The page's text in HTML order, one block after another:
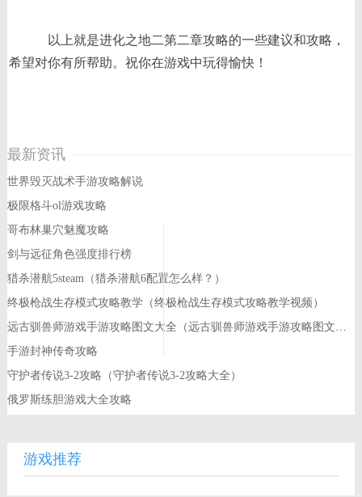
以上就是进化之地二第二章攻略的一些建议和攻略，
希望对你有所帮助。祝你在游戏中玩得愉快！
最新资讯
世界毁灭战术手游攻略解说
极限格斗ol游戏攻略
哥布林巢穴魅魔攻略
剑与远征角色强度排行榜
猎杀潜航5steam（猎杀潜航6配置怎么样？）
终极枪战生存模式攻略教学（终极枪战生存模式攻略教学视频）
远古驯兽师游戏手游攻略图文大全（远古驯兽师游戏手游攻略图文大全视频）
手游封神传奇攻略
守护者传说3-2攻略（守护者传说3-2攻略大全）
俄罗斯练胆游戏大全攻略
游戏推荐